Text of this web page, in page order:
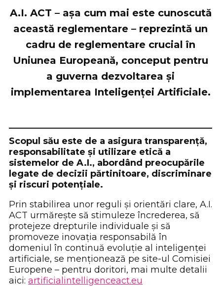
A.I. ACT – așa cum mai este cunoscută
această reglementare – reprezintă un
cadru de reglementare crucial în
Uniunea Europeană, conceput pentru
a guverna dezvoltarea și
implementarea Inteligenței Artificiale.
Scopul său este de a asigura transparență,
responsabilitate și utilizare etică a
sistemelor de A.I., abordând preocupările
legate de decizii părtinitoare, discriminare
și riscuri potențiale.
Prin stabilirea unor reguli și orientări clare, A.I.
ACT urmărește să stimuleze încrederea, să
protejeze drepturile individuale și să
promoveze inovația responsabilă în
domeniul în continuă evoluție al inteligenței
artificiale, se menționează pe site-ul Comisiei
Europene – pentru doritori, mai multe detalii
aici: artificialintelligenceact.eu